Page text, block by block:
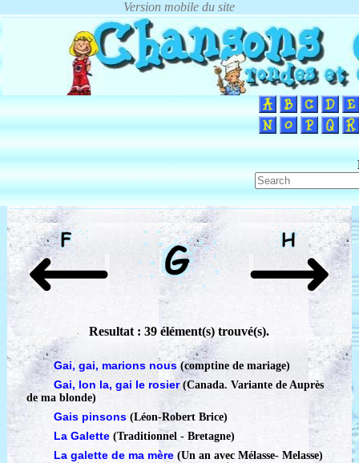
Resultat : 39 élément(s) trouvé(s).
Gai, gai, marions nous(comptine de mariage)
Gai, lon la, gai le rosier (Canada. Variante de Auprès
de ma blonde)
Gais pinsons(Léon-Robert Brice)
La Galette (Traditionnel - Bretagne)
La galette de ma mère(Un an avec Mélasse-Melasse)